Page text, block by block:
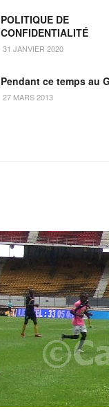
POLITIQUE DE
CONFIDENTIALITÉ
31 JANVIER 2020
Pendant ce temps au
27 MARS 2013